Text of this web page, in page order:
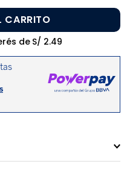
CARRITO
de S/ 2.49